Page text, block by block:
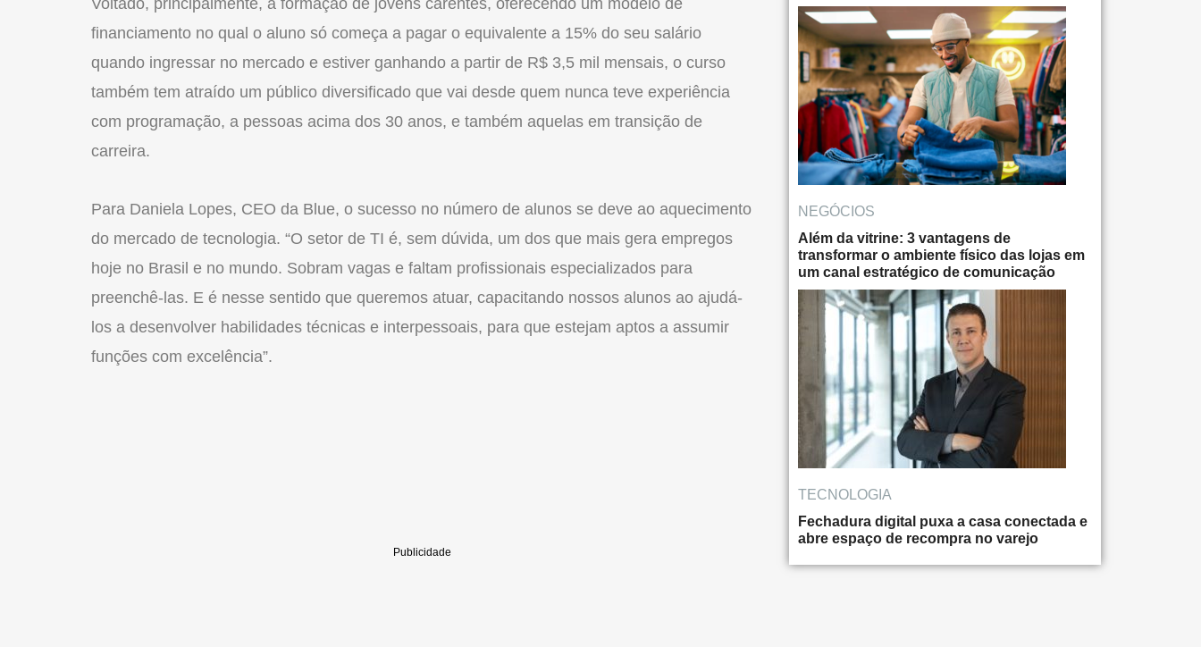
Voltado, principalmente, à formação de jovens carentes, oferecendo um modelo de
financiamento no qual o aluno só começa a pagar o equivalente a 15% do seu salário
quando ingressar no mercado e estiver ganhando a partir de R$ 3,5 mil mensais, o curso
também tem atraído um público diversificado que vai desde quem nunca teve experiência
com programação, a pessoas acima dos 30 anos, e também aquelas em transição de
carreira.
Para Daniela Lopes, CEO da Blue, o sucesso no número de alunos se deve ao aquecimento
do mercado de tecnologia. “O setor de TI é, sem dúvida, um dos que mais gera empregos
hoje no Brasil e no mundo. Sobram vagas e faltam profissionais especializados para
preenchê-las. E é nesse sentido que queremos atuar, capacitando nossos alunos ao ajudá-
los a desenvolver habilidades técnicas e interpessoais, para que estejam aptos a assumir
funções com excelência”.
NEGÓCIOS
Além da vitrine: 3 vantagens de
transformar o ambiente físico das lojas em
um canal estratégico de comunicação
TECNOLOGIA
Fechadura digital puxa a casa conectada e
abre espaço de recompra no varejo